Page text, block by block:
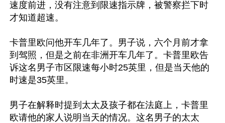
速度前进，没有注意到限速指示牌，被警察拦下时
才知道超速。
卡普里欧问他开车几年了。男子说，六个月前才拿
到驾照，但是之前在非洲开车几年了。卡普里欧告
诉这名男子市区限速每小时25英里，但是当天他的
时速是35英里。
男子在解释时提到太太及孩子都在法庭上，卡普里
欧请他的家人说明当天的情况。这名男子的太太